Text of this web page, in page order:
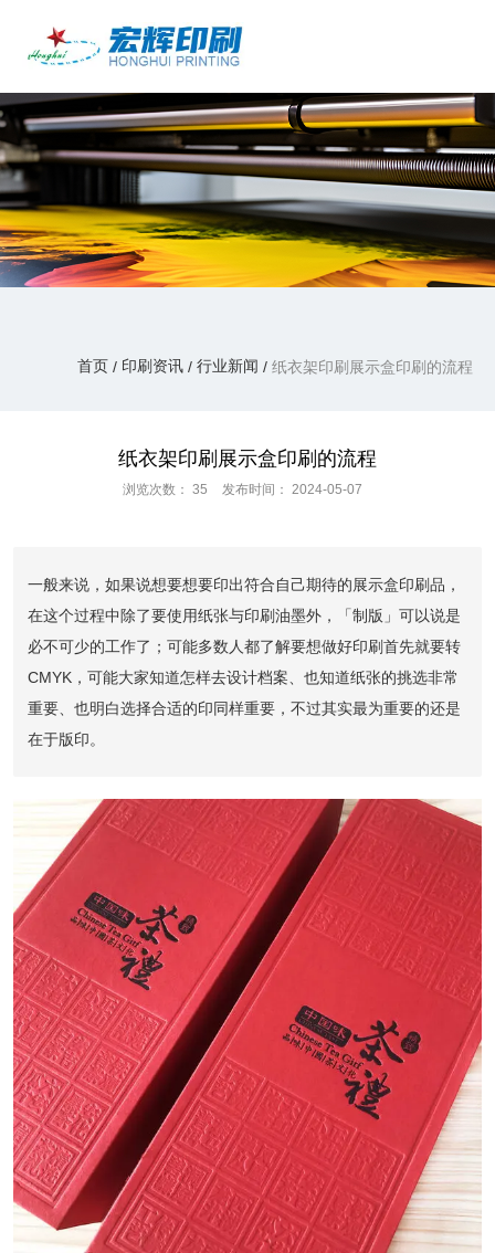
产品中心
首页/印刷资讯 /行业新闻 /纸衣架印刷展示盒印刷的流程
印刷资讯
首页 / 印刷资讯 / 行业新闻 / 纸衣架印刷展示盒印刷的流程
纸衣架印刷展示盒印刷的流程
浏览次数： 35 发布时间： 2024-05-07
一般来说，如果说想要想要印出符合自己期待的展示盒印刷品，
在这个过程中除了要使用纸张与印刷油墨外，「制版」可以说是
必不可少的工作了；可能多数人都了解要想做好印刷首先就要转
CMYK，可能大家知道怎样去设计档案、也知道纸张的挑选非常
重要、也明白选择合适的印同样重要，不过其实最为重要的还是
在于版印。